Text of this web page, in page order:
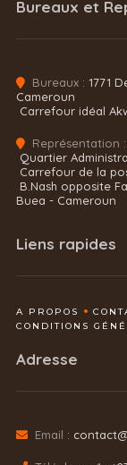
Bureaux et
Bureaux : 1771
Cameroun
Carrefour idéal
Représentation :
Quartier
Carrefour de la
B.Nash opposite
Buea - Cameroun
Liens rapides
A PROPOS
CONDITIONS
Adresse
Email :